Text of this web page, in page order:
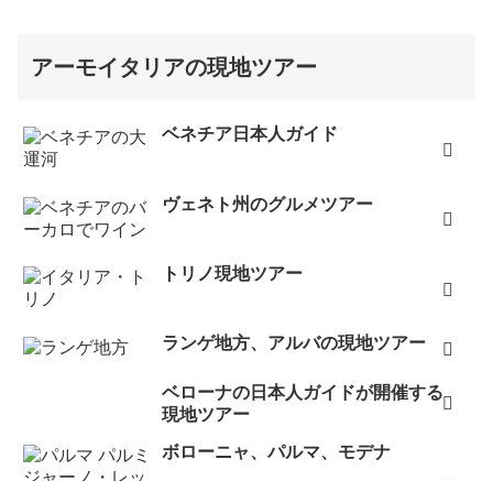
アーモイタリアの現地ツアー
ベネチア日本人ガイド
ヴェネト州のグルメツアー
トリノ現地ツアー
ランゲ地方、アルバの現地ツアー
ベローナの日本人ガイドが開催する
現地ツアー
ボローニャ、パルマ、モデナ